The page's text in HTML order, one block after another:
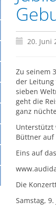
20. Juni
Zu seinem
der
sieben
geht die
ganz
Unterstützt
Büttner auf
Eins auf
Die
Samstag,